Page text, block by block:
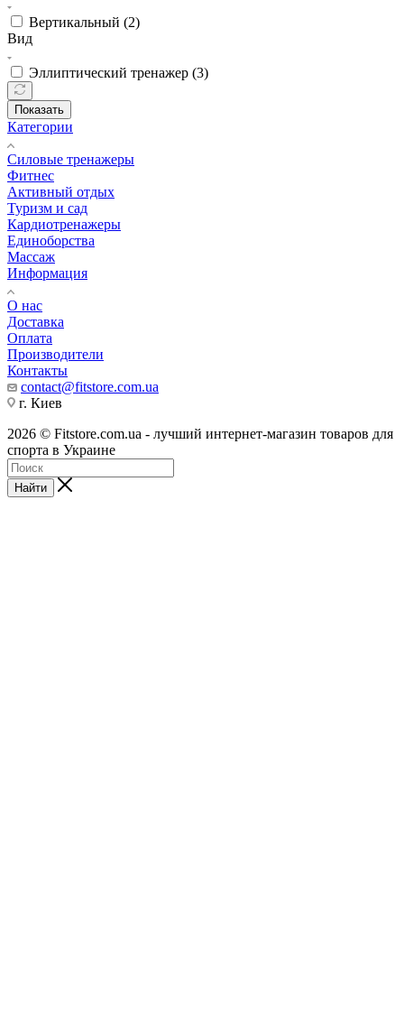
Вертикальный (2)
Вид
Эллиптический тренажер (3)
Показать
Категории
Силовые тренажеры
Фитнес
Активный отдых
Туризм и сад
Кардиотренажеры
Единоборства
Массаж
Информация
О нас
Доставка
Оплата
Производители
Контакты
contact@fitstore.com.ua
г. Киев
2026 © Fitstore.com.ua - лучший интернет-магазин товаров для
спорта в Украине
Найти